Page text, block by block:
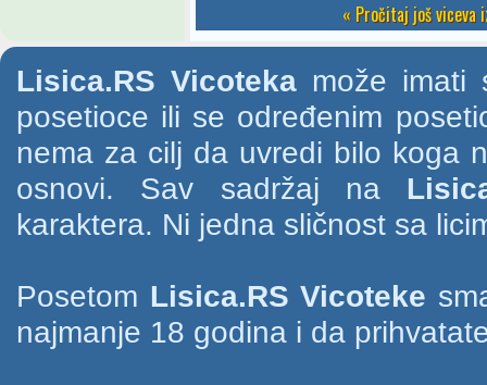
« Pročitaj još viceva
Lisica.RS Vicotekamože imati
posetioce ili se određenim
nema za cilj da uvredi bilo koga
osnovi. Sav sadržaj na
karaktera. Ni jedna sličnost sa
Posetom Lisica.RS Vicoteke
najmanje 18 godina i da